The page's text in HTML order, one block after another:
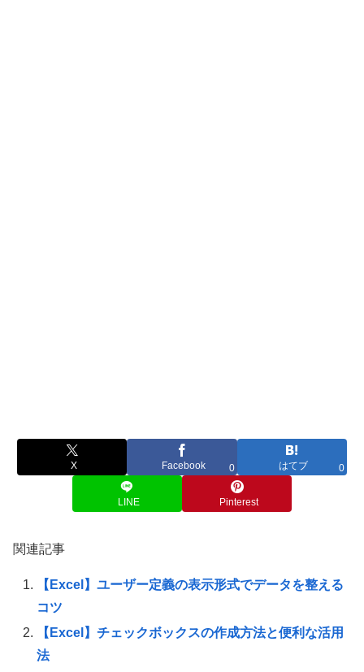
X Facebook 0 はてブ 0
LINE Pinterest
関連記事
【Excel】ユーザー定義の表示形式でデータを整える
コツ
【Excel】チェックボックスの作成方法と便利な活用
法